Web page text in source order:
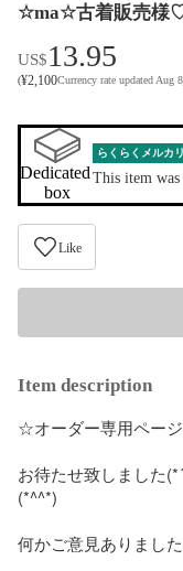
☆ma☆古着販売様
US$13.95
(¥2,100Currency rate updated Aug
Dedicated
box
らくらくメルカ
This item was
Like
Item description
☆オーダー専用ペー
お待たせ致しました
(*^^*)
何かご意見ありまし